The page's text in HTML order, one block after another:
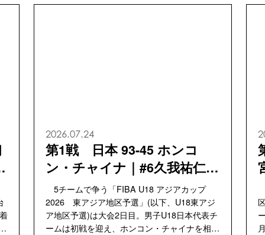
2026.07.24
第2戦 日本 69-83 韓国｜#4
宮里俊佑選手「自分から体を
当てていくことの大切さが
身に染みました」
「FIBA U18 アジアカップ2026 東アジア地
区予選」(以下、U18東アジア地区予選)は5チ
ーム総当たりで対戦し、上位4チームが今年8
月にインドで開催する「FIBA U18アジアカッ
2